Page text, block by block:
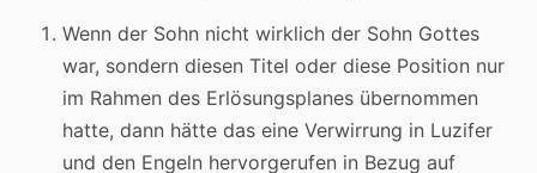
Wenn der Sohn nicht wirklich der Sohn Gottes
war, sondern diesen Titel oder diese Position nur
im Rahmen des Erlösungsplanes übernommen
hatte, dann hätte das eine Verwirrung in Luzifer
und den Engeln hervorgerufen in Bezug auf